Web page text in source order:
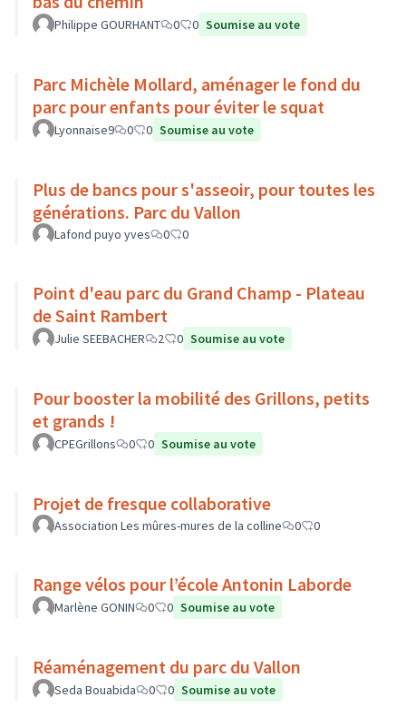
Philippe GOURHANT 0 0 Soumise au vote
Parc Michèle Mollard, aménager le fond du
parc pour enfants pour éviter le squat
Lyonnaise9 0 0 Soumise au vote
Plus de bancs pour s'asseoir, pour toutes les
générations. Parc du Vallon
Lafond puyo yves 0 0
Point d'eau parc du Grand Champ - Plateau
de Saint Rambert
Julie SEEBACHER 2 0 Soumise au vote
Pour booster la mobilité des Grillons, petits
et grands !
CPEGrillons 0 0 Soumise au vote
Projet de fresque collaborative
Association Les mûres-mures de la colline 0 0
Range vélos pour l’école Antonin Laborde
Marlène GONIN 0 0 Soumise au vote
Réaménagement du parc du Vallon
Seda Bouabida 0 0 Soumise au vote